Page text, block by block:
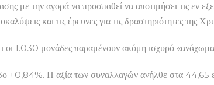
αρκούδα
με την αγορά να προσπαθεί να αποτιμήσει τις εν
και τις έρευνες για τις δραστηριότητες της
οι 1.030 μονάδες παραμένουν ακόμη ισχυρό
+0,84%. Η αξία των συναλλαγών ανήλθε στα 44,65